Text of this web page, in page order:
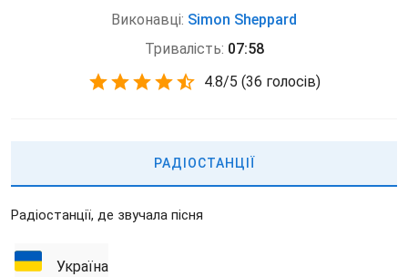
Виконавці: Simon Sheppard
Тривалість: 07:58
4.8/5 (36 голосів)
РАДІОСТАНЦІЇ
Радіостанції, де звучала пісня
Україна